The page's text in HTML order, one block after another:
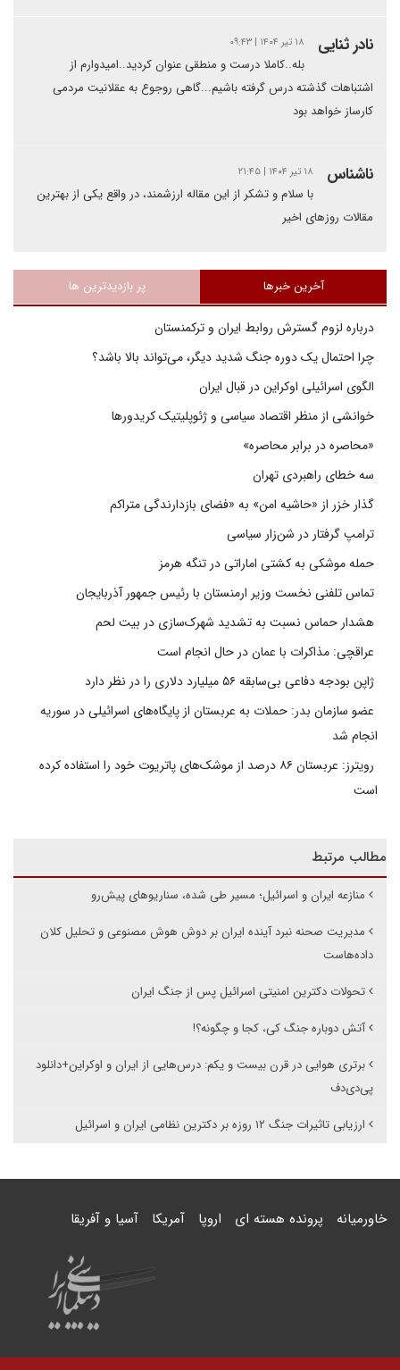
نادر ثنایی ۱۸ تیر ۱۴۰۴ | ۰۹:۴۳
بله..کاملا درست و منطقی عنوان کردید..امیدوارم از
اشتباهات گذشته درس گرفته باشیم...گاهی روجوع به عقلانیت مردمی
کارساز خواهد بود
ناشناس ۱۸ تیر ۱۴۰۴ | ۲۱:۴۵
با سلام و تشکر از این مقاله ارزشمند، در واقع یکی از بهترین
مقالات روزهای اخیر
آخرین خبرها پر بازدیدترین ها
درباره لزوم گسترش روابط ایران و ترکمنستان
چرا احتمال یک دوره جنگ شدید دیگر، می‌تواند بالا باشد؟
الگوی اسرائیلی اوکراین در قبال ایران
خوانشی از منظر اقتصاد سیاسی و ژئوپلیتیک کریدورها
«محاصره در برابر محاصره»
سه خطای راهبردی تهران
گذار خزر از «حاشیه امن» به «فضای بازدارندگی متراکم
ترامپ گرفتار در شن‌زار سیاسی
حمله موشکی به کشتی اماراتی در تنگه هرمز
تماس تلفنی نخست وزیر ارمنستان با رئیس جمهور آذربایجان
هشدار حماس نسبت به تشدید شهرک‌سازی در بیت‌ لحم
عراقچی: مذاکرات با عمان در حال انجام است
ژاپن بودجه دفاعی بی‌سابقه ۵۶ میلیارد دلاری را در نظر دارد
عضو سازمان بدر: حملات به عربستان از پایگاه‌های اسرائیلی در سوریه
انجام شد
رویترز: عربستان ۸۶ درصد از موشک‌های پاتریوت خود را استفاده کرده
است
مطالب مرتبط
منازعه ایران و اسرائیل؛ مسیر طی شده، سناریوهای پیش‌رو
مدیریت صحنه نبرد آینده ایران بر دوش هوش مصنوعی و تحلیل کلان
داده‌هاست
تحولات دکترین امنیتی اسرائیل پس از جنگ ایران
آتش دوباره جنگ کی، کجا و چگونه؟!
برتری هوایی در قرن بیست و یکم: درس‌هایی از ایران و اوکراین+دانلود
پی‌دی‌دف
ارزیابی تاثیرات جنگ ۱۲ روزه بر دکترین نظامی ایران و اسرائیل
خاورمیانه پرونده هسته ای اروپا آمریکا آسیا و آفریقا